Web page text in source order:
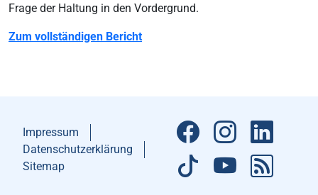
Frage der Haltung in den Vordergrund.
Zum vollständigen Bericht
Impressum
Datenschutzerklärung
Sitemap